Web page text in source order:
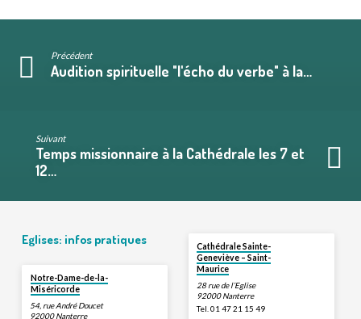
Précédent
Audition spirituelle "l'écho du verbe" à la…
Suivant
Temps missionnaire à la Cathédrale les 7 et
12…
Eglises: infos pratiques
Notre-Dame-de-la-
Miséricorde
54, rue André Doucet
92000 Nanterre
Cathédrale Sainte-
Geneviève – Saint-
Maurice
28 rue de l’Eglise
92000 Nanterre
Tel. 01 47 21 15 49